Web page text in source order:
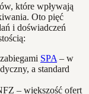
które wpływają
Oto pięć
i doświadczeń
SPA – w
a standard
– większość ofert